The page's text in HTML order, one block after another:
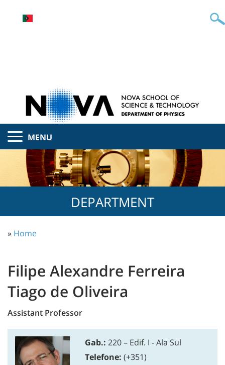
MENU
DEPARTMENT
» Home
Filipe Alexandre Ferreira
Tiago de Oliveira
Assistant Professor
Gab.: 220 – Edif. I - Ala Sul
Telefone: (+351)